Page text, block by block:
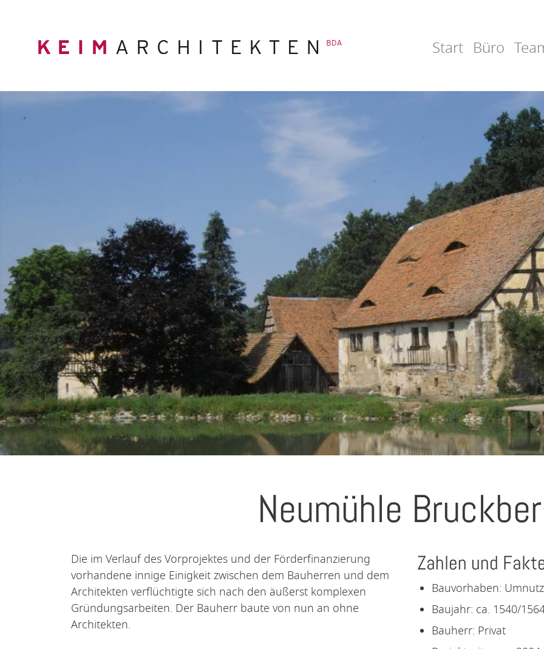
Start Büro
Neumühle
Die im Verlauf des Vorprojektes und der Förderfinanzierung
vorhandene innige Einigkeit zwischen dem Bauherren und dem
Architekten verflüchtigte sich nach den äußerst komplexen
Gründungsarbeiten. Der Bauherr baute von nun an ohne
Architekten.
Zahlen und
Bauvorhaben:
Baujahr: ca. 1540/
Bauherr: Privat